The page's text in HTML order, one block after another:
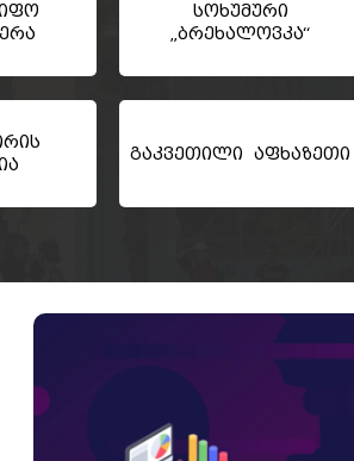
სოხუმური
„ბრეხალოვკა“
გაკვეთილი აფხაზეთი